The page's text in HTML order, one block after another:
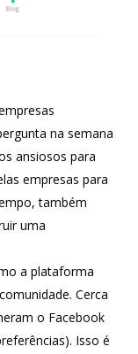
na semana
ansiosos para
empresas para
também
uma
a plataforma
Cerca
o Facebook
Isso é